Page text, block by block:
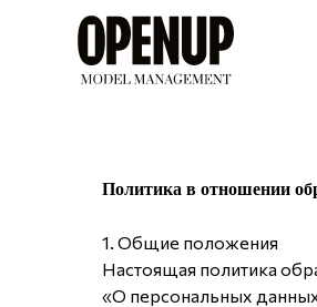
Политика в отношении
1. Общие положения
Настоящая политика
«О персональных